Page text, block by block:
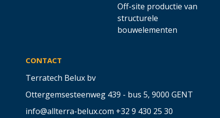
Off-site productie van
structurele
bouwelementen
CONTACT
Terratech Belux bv
Ottergemsesteenweg 439 - bus 5,9000 GENT
info@allterra-belux.com +32 9 430 25 30